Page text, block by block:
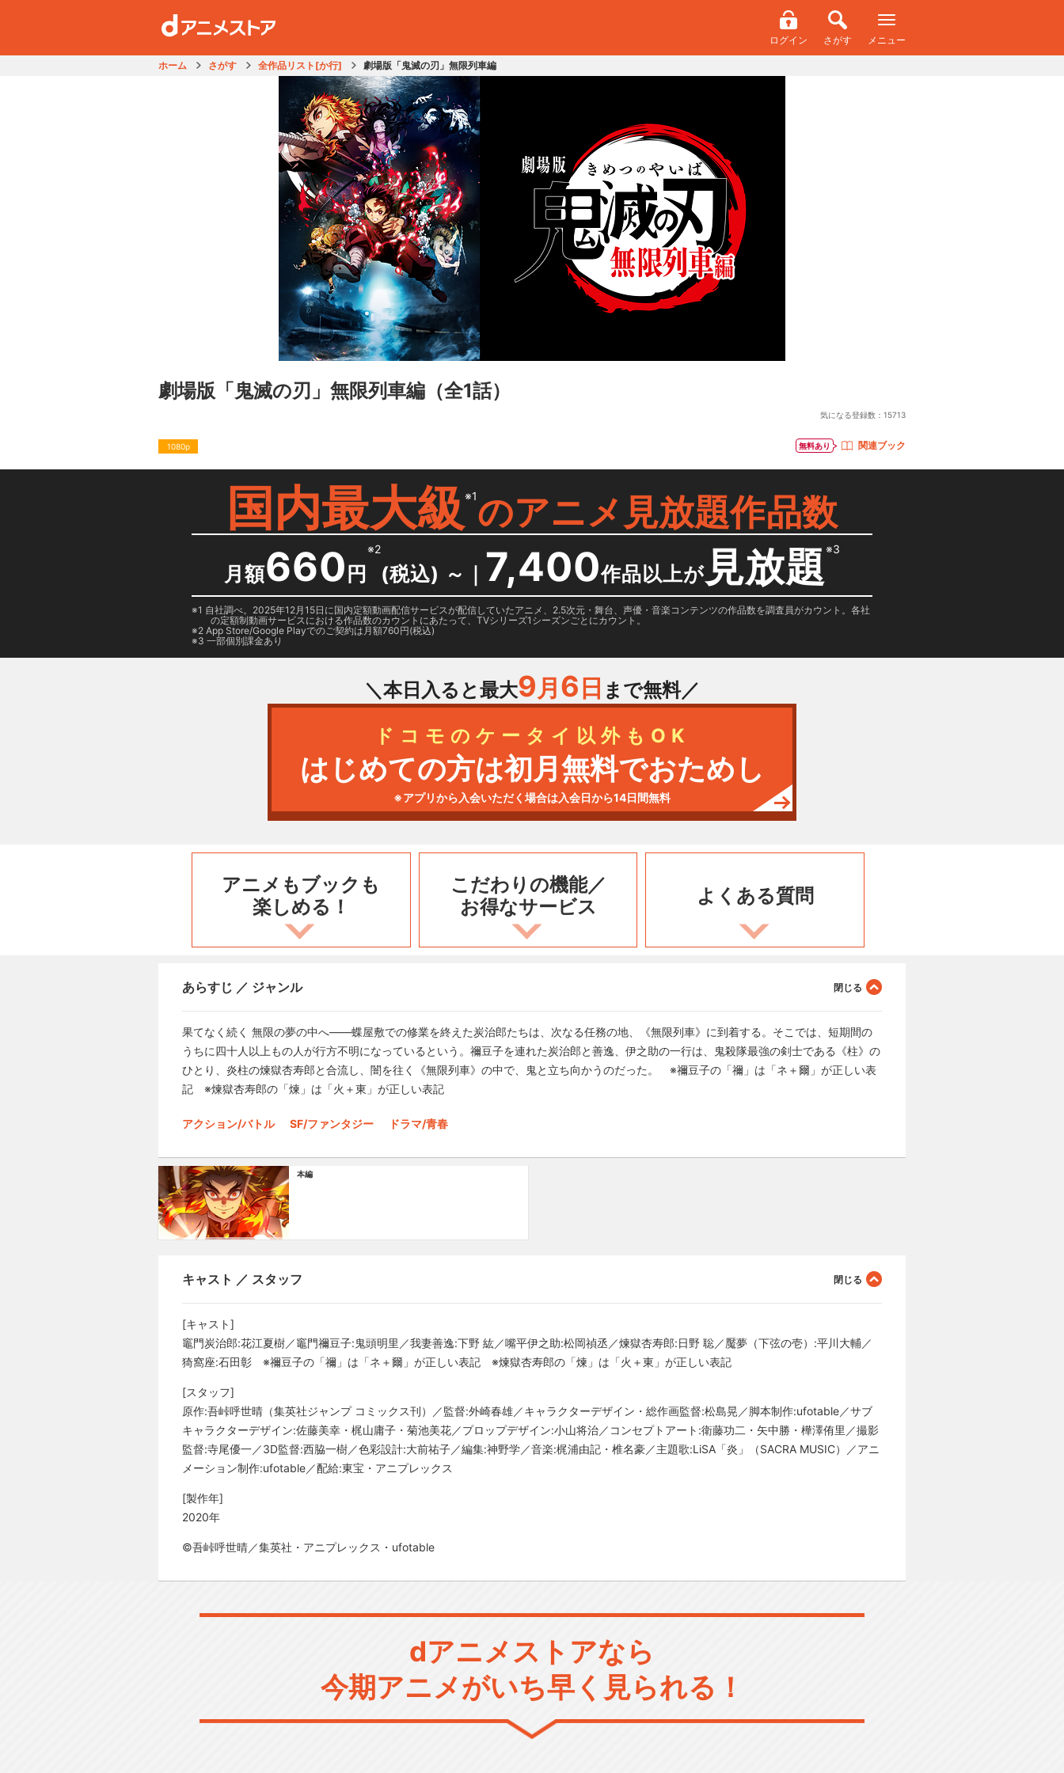
ログイン さがす メニュー
ホーム さがす 全作品リスト[か行] 劇場版「鬼滅の刃」無限列車編
劇場版「鬼滅の刃」無限列車編 （全1話）
気になる登録数： 15713
1080p 無料あり 関連ブック
国内最大級 ※1のアニメ見放題作品数
月額660 円
※2
(税込) ～ ｜ 7,400作品以上が 見放題※3
1 自社調べ。2025年12月15日に国内定額動画配信サービスが配信していたアニメ、2.5次元・舞台、声優・音楽コンテンツの作品数を調査員がカウント。各社
の定額制動画サービスにおける作品数のカウントにあたって、TVシリーズ1シーズンごとにカウント。
2 App Store/Google Playでのご契約は月額760円(税込)
3 一部個別課金あり
＼本日入ると最大9月 6 日 まで無料／
ドコモのケータイ以外もOK
はじめての方は初月無料でおためし
※アプリから入会いただく場合は入会日から14日間無料
アニメもブックも
楽しめる！
こだわりの機能／
お得なサービス
よくある質問
あらすじ ／ ジャンル
果てなく続く 無限の夢の中へ――蝶屋敷での修業を終えた炭治郎たちは、次なる任務の地、《無限列車》に到着する。そこでは、短期間の
うちに四十人以上もの人が行方不明になっているという。禰豆子を連れた炭治郎と善逸、伊之助の一行は、鬼殺隊最強の剣士である《柱》の
ひとり、炎柱の煉獄杏寿郎と合流し、闇を往く《無限列車》の中で、鬼と立ち向かうのだった。 ※禰豆子の「禰」は「ネ＋爾」が正しい表
記 ※煉獄杏寿郎の「煉」は「火＋東」が正しい表記
アクション/バトル SF/ファンタジー ドラマ/青春
本編
キャスト ／ スタッフ
[キャスト]
竈門炭治郎:花江夏樹／竈門禰豆子:鬼頭明里／我妻善逸:下野 紘／嘴平伊之助:松岡禎丞／煉獄杏寿郎:日野 聡／魘夢（下弦の壱）:平川大輔／
猗窩座:石田彰 ※禰豆子の「禰」は「ネ＋爾」が正しい表記 ※煉獄杏寿郎の「煉」は「火＋東」が正しい表記
[スタッフ]
原作:吾峠呼世晴（集英社ジャンプ コミックス刊）／監督:外崎春雄／キャラクターデザイン・総作画監督:松島晃／脚本制作:ufotable／サブ
キャラクターデザイン:佐藤美幸・梶山庸子・菊池美花／プロップデザイン:小山将治／コンセプトアート:衛藤功二・矢中勝・樺澤侑里／撮影
監督:寺尾優一／3D監督:西脇一樹／色彩設計:大前祐子／編集:神野学／音楽:梶浦由記・椎名豪／主題歌:LiSA「炎」（SACRA MUSIC）／アニ
メーション制作:ufotable／配給:東宝・アニプレックス
[製作年]
2020年
©吾峠呼世晴／集英社・アニプレックス・ufotable
dアニメストアなら
今期アニメがいち早く見られる！